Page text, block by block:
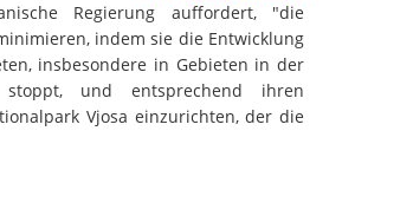
Regierung auffordert, "die
indem sie die Entwicklung
insbesondere in Gebieten in der
und entsprechend ihren
Vjosa einzurichten, der die